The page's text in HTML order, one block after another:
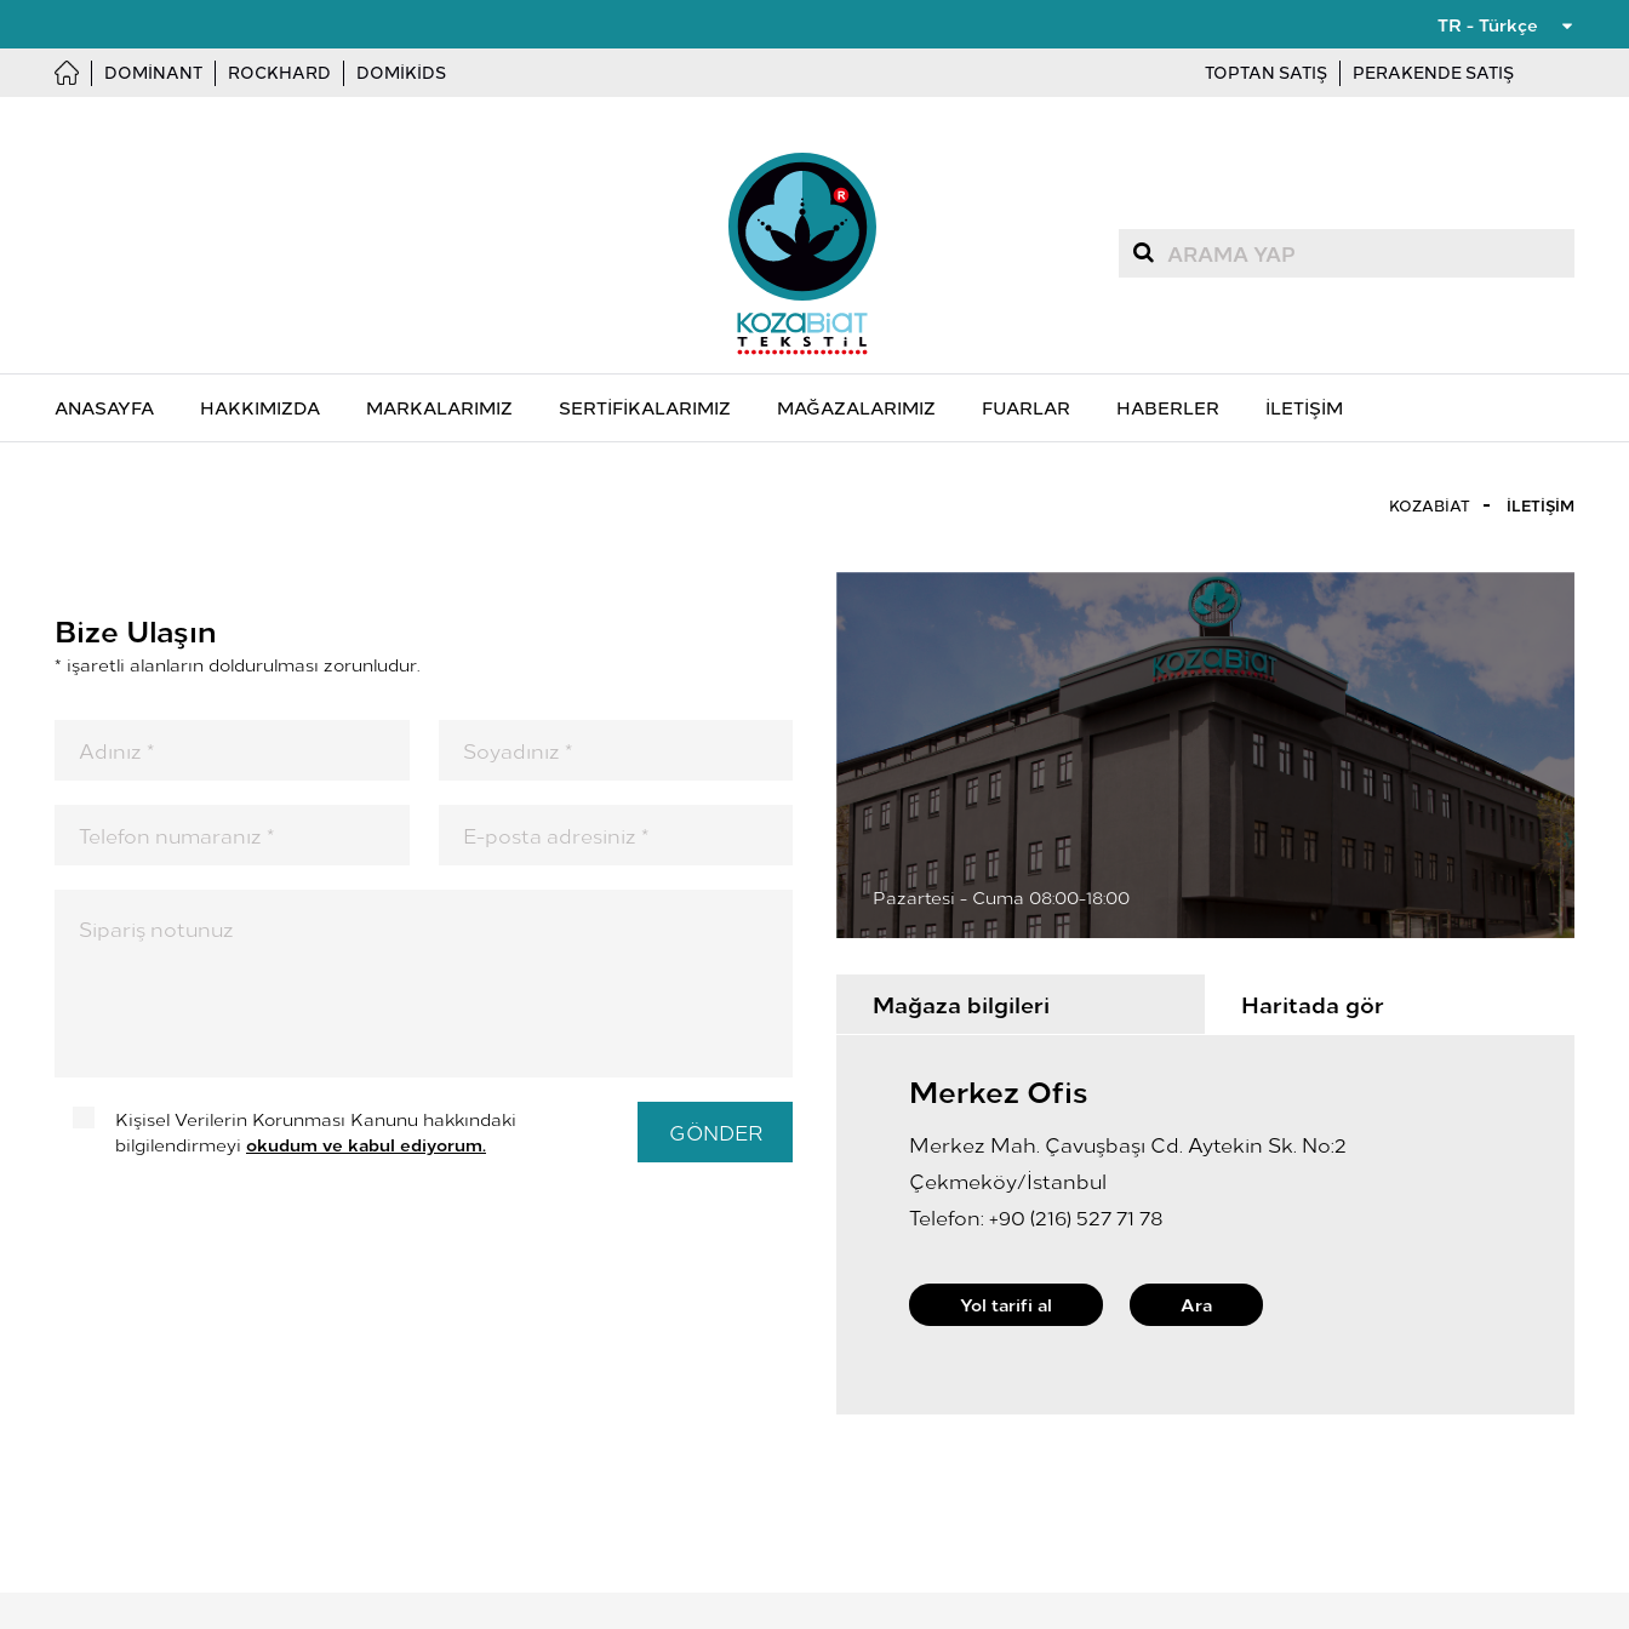
TR - Türkçe
DOMINANT ROCKHARD DOMIKIDS TOPTAN SATIŞ PERAKENDE SATIŞ
ANASAYFA HAKKIMIZDA MARKALARIMIZ SERTIFIKALARIMIZ MAĞAZALARIMIZ FUARLAR HABERLER İLETIŞIM
KOZABIAT İLETIŞIM
Bize Ulaşın
* işaretli alanların doldurulması zorunludur.
Kişisel Verilerin Korunması Kanunu hakkındaki
bilgilendirmeyi okudum ve kabul ediyorum. GÖNDER
Pazartesi - Cuma 08:00-18:00
Mağaza bilgileri Haritada gör
Merkez Ofis
Merkez Mah. Çavuşbaşı Cd. Aytekin Sk. No:2
Çekmeköy/İstanbul
Telefon: +90 (216) 527 71 78
Yol tarifi al Ara